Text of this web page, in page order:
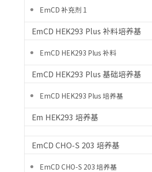
EmCD 补充剂 1
EmCD HEK293 Plus 补料培养基
EmCD HEK293 Plus 补料
EmCD HEK293 Plus 基础培养基
EmCD HEK293 Plus 培养基
Em HEK293 培养基
EmCD CHO-S 203 培养基
EmCD CHO-S 203 培养基